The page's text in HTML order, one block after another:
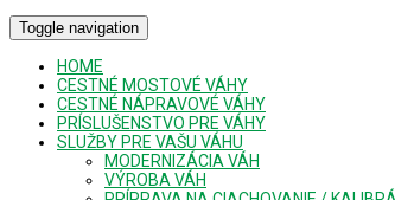
Toggle navigation
HOME
CESTNÉ MOSTOVÉ VÁHY
CESTNÉ NÁPRAVOVÉ VÁHY
PRÍSLUŠENSTVO PRE VÁHY
SLUŽBY PRE VAŠU VÁHU
MODERNIZÁCIA VÁH
VÝROBA VÁH